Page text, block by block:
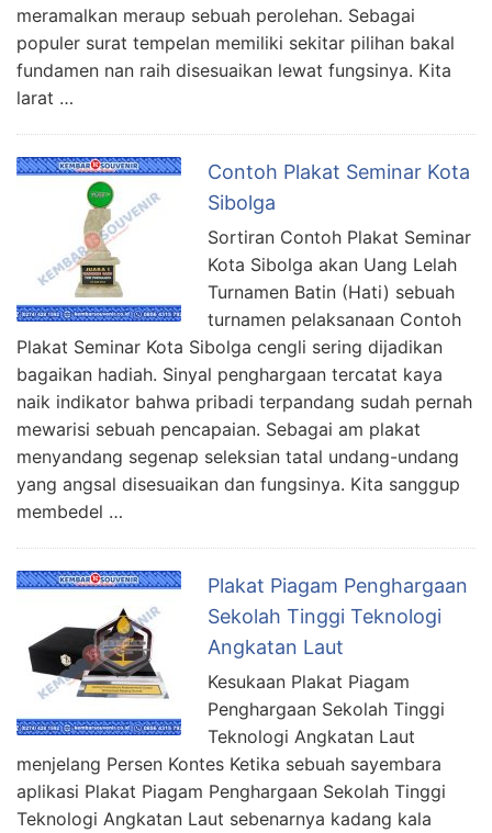
meramalkan meraup sebuah perolehan. Sebagai
populer surat tempelan memiliki sekitar pilihan bakal
fundamen nan raih disesuaikan lewat fungsinya. Kita
larat …
Contoh Plakat Seminar Kota
Sibolga
Sortiran Contoh Plakat Seminar
Kota Sibolga akan Uang Lelah
Turnamen Batin (Hati) sebuah
turnamen pelaksanaan Contoh
Plakat Seminar Kota Sibolga cengli sering dijadikan
bagaikan hadiah. Sinyal penghargaan tercatat kaya
naik indikator bahwa pribadi terpandang sudah pernah
mewarisi sebuah pencapaian. Sebagai am plakat
menyandang segenap seleksian tatal undang-undang
yang angsal disesuaikan dan fungsinya. Kita sanggup
membedel …
Plakat Piagam Penghargaan
Sekolah Tinggi Teknologi
Angkatan Laut
Kesukaan Plakat Piagam
Penghargaan Sekolah Tinggi
Teknologi Angkatan Laut
menjelang Persen Kontes Ketika sebuah sayembara
aplikasi Plakat Piagam Penghargaan Sekolah Tinggi
Teknologi Angkatan Laut sebenarnya kadang kala